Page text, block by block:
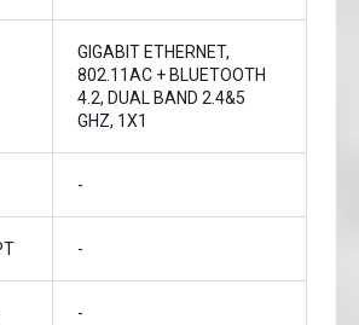
GIGABIT ETHERNET,
802.11AC + BLUETOOTH
4.2, DUAL BAND 2.4&5
GHZ, 1X1
-
-
-